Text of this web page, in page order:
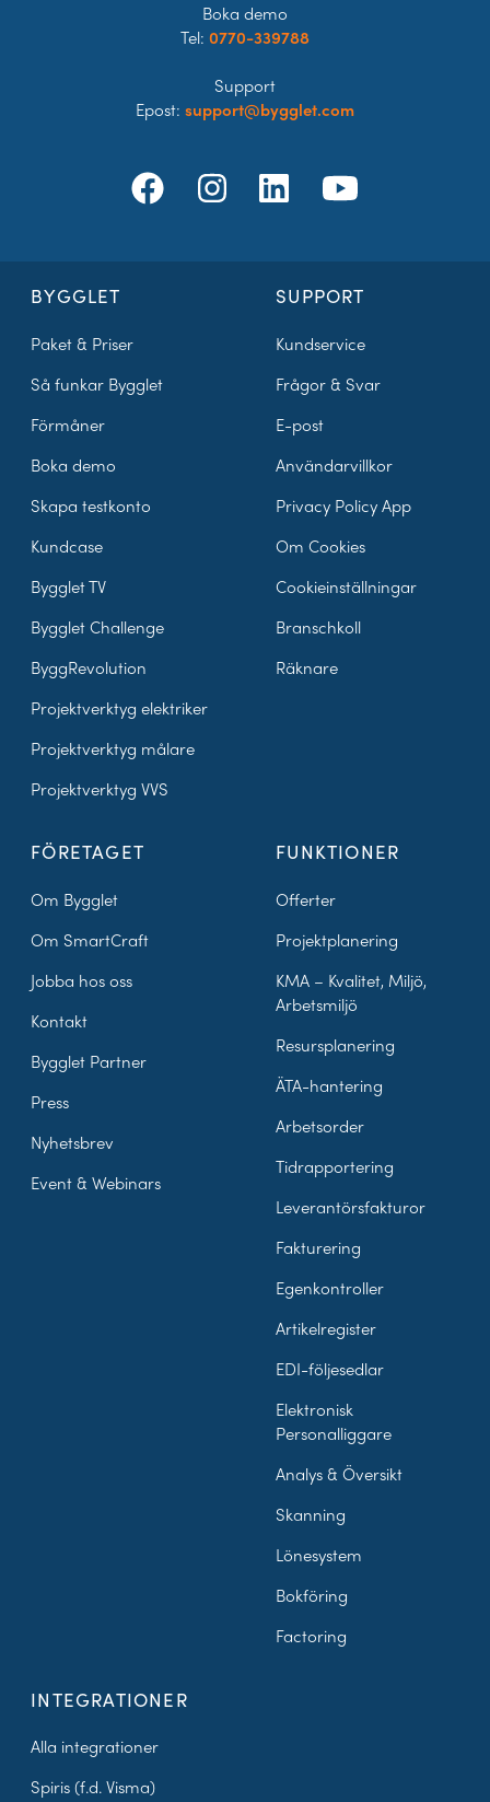
BYGGLET
Paket & Priser
Så funkar Bygglet
Förmåner
Boka demo
Skapa testkonto
Kundcase
Bygglet TV
Bygglet Challenge
ByggRevolution
Projektverktyg elektriker
Projektverktyg målare
Projektverktyg VVS
SUPPORT
Kundservice
Frågor & Svar
E-post
Användarvillkor
Privacy Policy App
Om Cookies
Cookieinställningar
Branschkoll
Räknare
FÖRETAGET
Om Bygglet
Om SmartCraft
Jobba hos oss
Kontakt
Bygglet Partner
Press
Nyhetsbrev
Event & Webinars
FUNKTIONER
Offerter
Projektplanering
KMA – Kvalitet, Miljö,
Arbetsmiljö
Resursplanering
ÄTA-hantering
Arbetsorder
Tidrapportering
Leverantörsfakturor
Fakturering
Egenkontroller
Artikelregister
EDI-följesedlar
Elektronisk
Personalliggare
Analys & Översikt
Skanning
Lönesystem
Bokföring
Factoring
INTEGRATIONER
Alla integrationer
Spiris (f.d. Visma)
Boka demo
Tel: 0770-339788
Support
Epost: support@bygglet.com